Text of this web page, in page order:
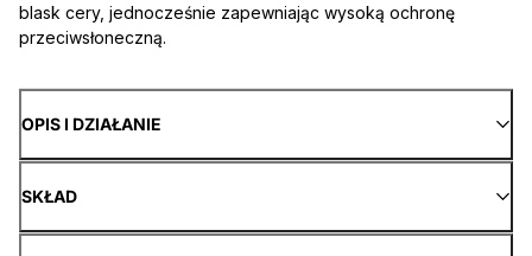
blask cery, jednocześnie zapewniając wysoką ochronę
przeciwsłoneczną.
OPIS I DZIAŁANIE
SKŁAD